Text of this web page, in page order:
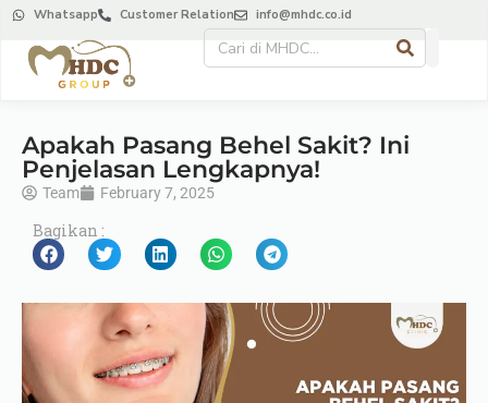
Whatsapp Customer Relation info@mhdc.co.id
Apakah Pasang Behel Sakit? Ini
Penjelasan Lengkapnya!
Team February 7, 2025
Bagikan :